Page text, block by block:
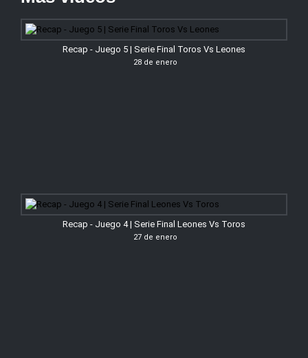
Recap - Juego 5 | Serie Final Toros Vs Leones
28 de enero
Recap - Juego 4 | Serie Final Leones Vs Toros
27 de enero